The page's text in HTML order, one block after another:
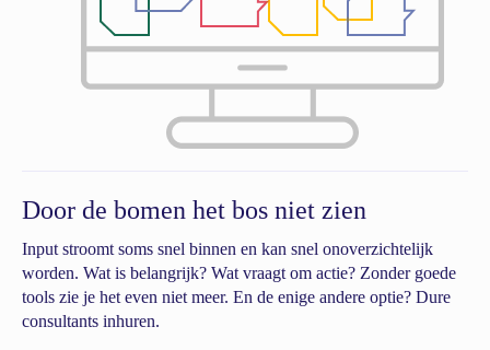
Door de bomen het bos niet zien
Input stroomt soms snel binnen en kan snel onoverzichtelijk
worden. Wat is belangrijk? Wat vraagt om actie? Zonder goede
tools zie je het even niet meer. En de enige andere optie? Dure
consultants inhuren.